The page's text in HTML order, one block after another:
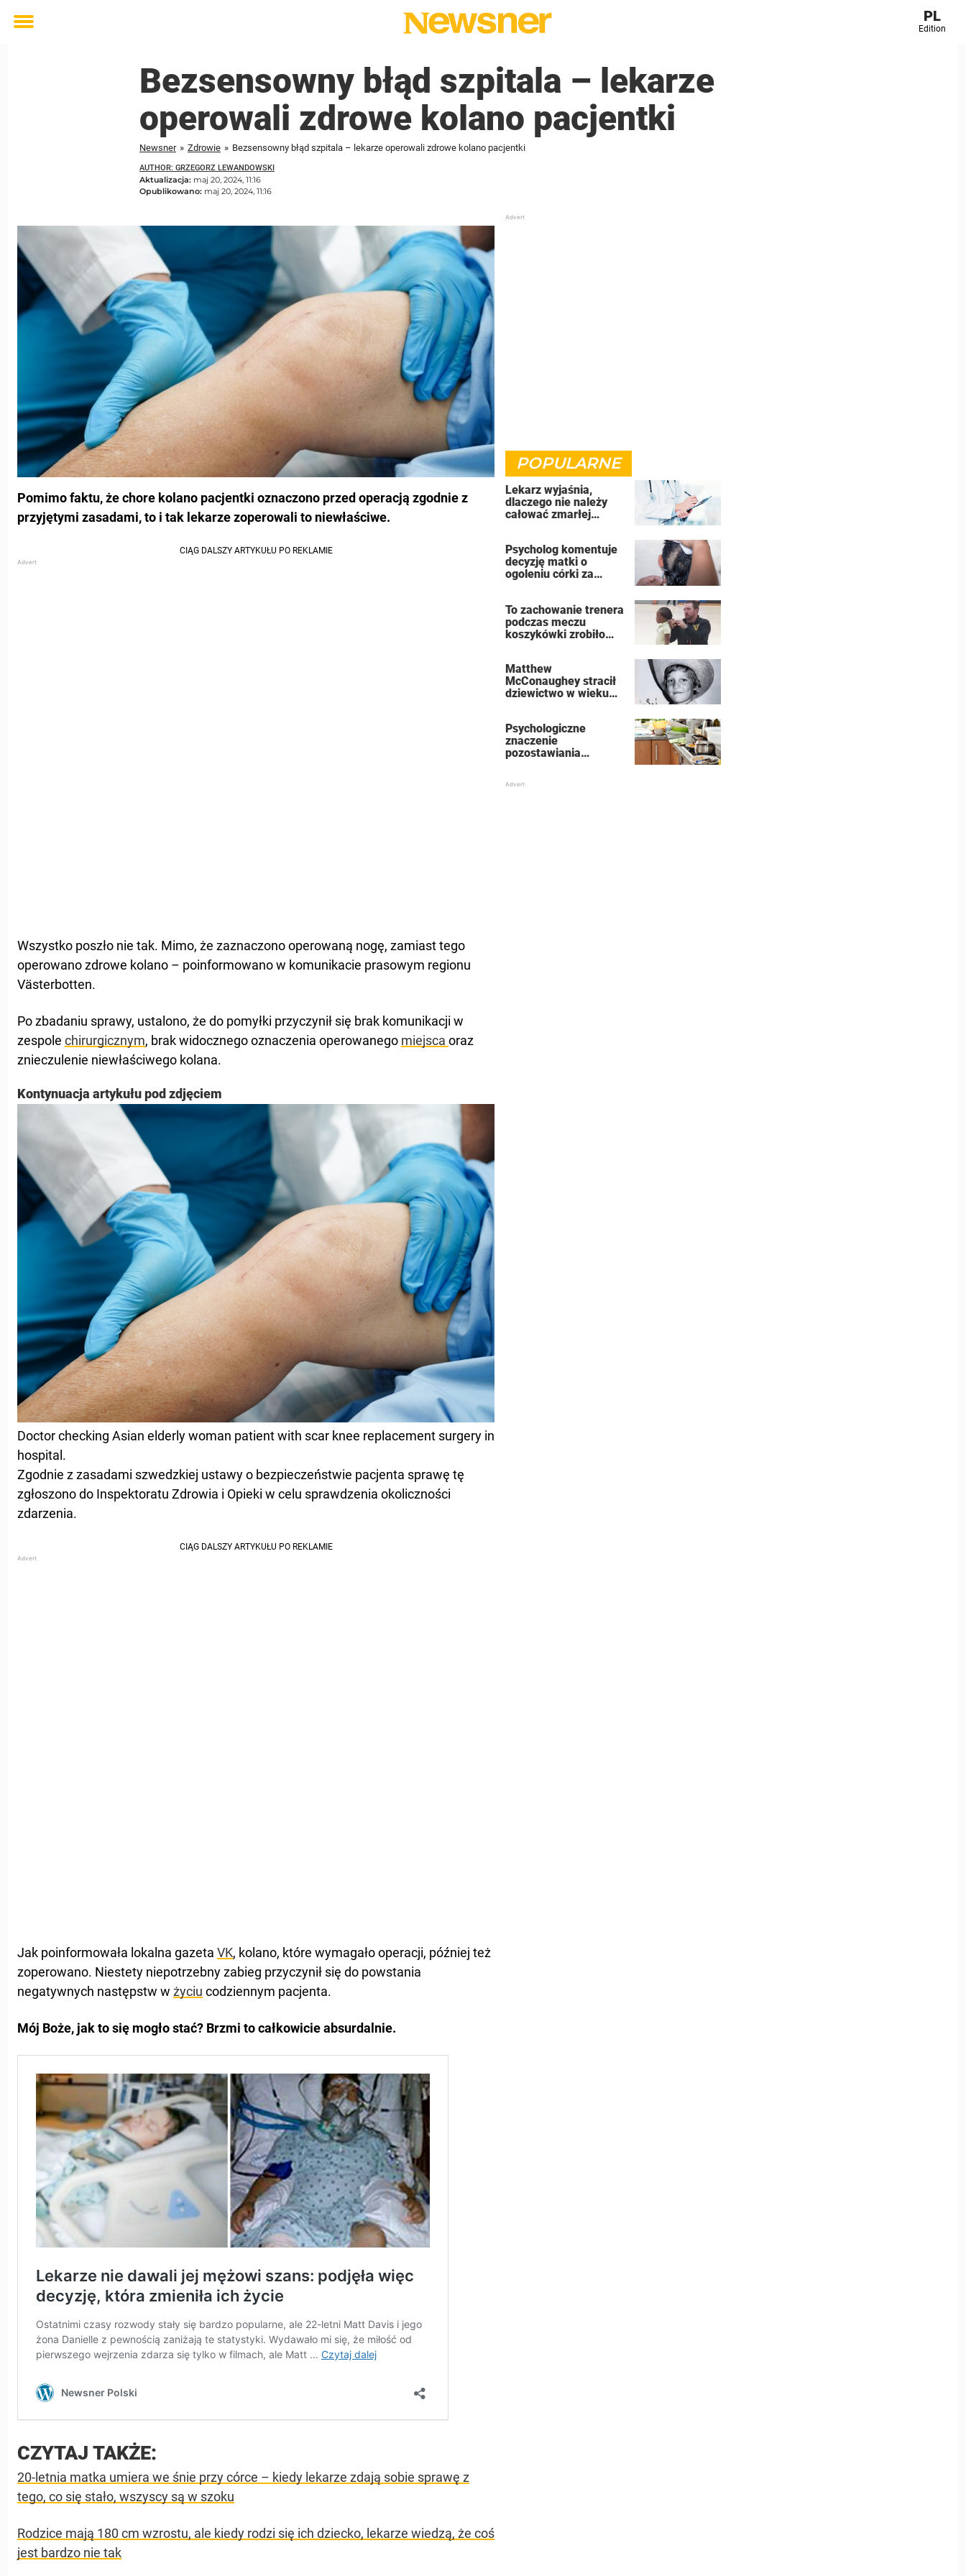
Toggle
PL
Edition
Bezsensowny błąd szpitala – lekarze
operowali zdrowe kolano pacjentki
Newsner » Zdrowie » Bezsensowny błąd szpitala – lekarze operowali zdrowe kolano pacjentki
AUTHOR: GRZEGORZ LEWANDOWSKI
Aktualizacja: maj 20, 2024, 11:16
Opublikowano: maj 20, 2024, 11:16
Pomimo faktu, że chore kolano pacjentki oznaczono przed operacją zgodnie z
przyjętymi zasadami, to i tak lekarze zoperowali to niewłaściwe.
Wszystko poszło nie tak. Mimo, że zaznaczono operowaną nogę, zamiast tego
operowano zdrowe kolano – poinformowano w komunikacie prasowym regionu
Västerbotten.
Po zbadaniu sprawy, ustalono, że ​​do pomyłki przyczynił się brak komunikacji w
zespole chirurgicznym, brak widocznego oznaczenia operowanego miejsca oraz
znieczulenie niewłaściwego kolana.
Kontynuacja artykułu pod zdjęciem
Doctor checking Asian elderly woman patient with scar knee replacement surgery in
hospital.
Zgodnie z zasadami szwedzkiej ustawy o bezpieczeństwie pacjenta sprawę tę
zgłoszono do Inspektoratu Zdrowia i Opieki w celu sprawdzenia okoliczności
zdarzenia.
Jak poinformowała lokalna gazeta VK, kolano, które wymagało operacji, później też
zoperowano. Niestety niepotrzebny zabieg przyczynił się do powstania
negatywnych następstw w życiu codziennym pacjenta.
Mój Boże, jak to się mogło stać? Brzmi to całkowicie absurdalnie.
CZYTAJ TAKŻE:
20-letnia matka umiera we śnie przy córce – kiedy lekarze zdają sobie sprawę z
tego, co się stało, wszyscy są w szoku
Rodzice mają 180 cm wzrostu, ale kiedy rodzi się ich dziecko, lekarze wiedzą, że coś
jest bardzo nie tak
POPULARNE
Lekarz wyjaśnia,
dlaczego nie należy
całować zmarłej
Psycholog komentuje
decyzję matki o
ogoleniu córki za
To zachowanie trenera
podczas meczu
koszykówki zrobiło
Matthew
McConaughey stracił
dziewictwo w wieku
Psychologiczne
znaczenie
pozostawiania
się gromadzić